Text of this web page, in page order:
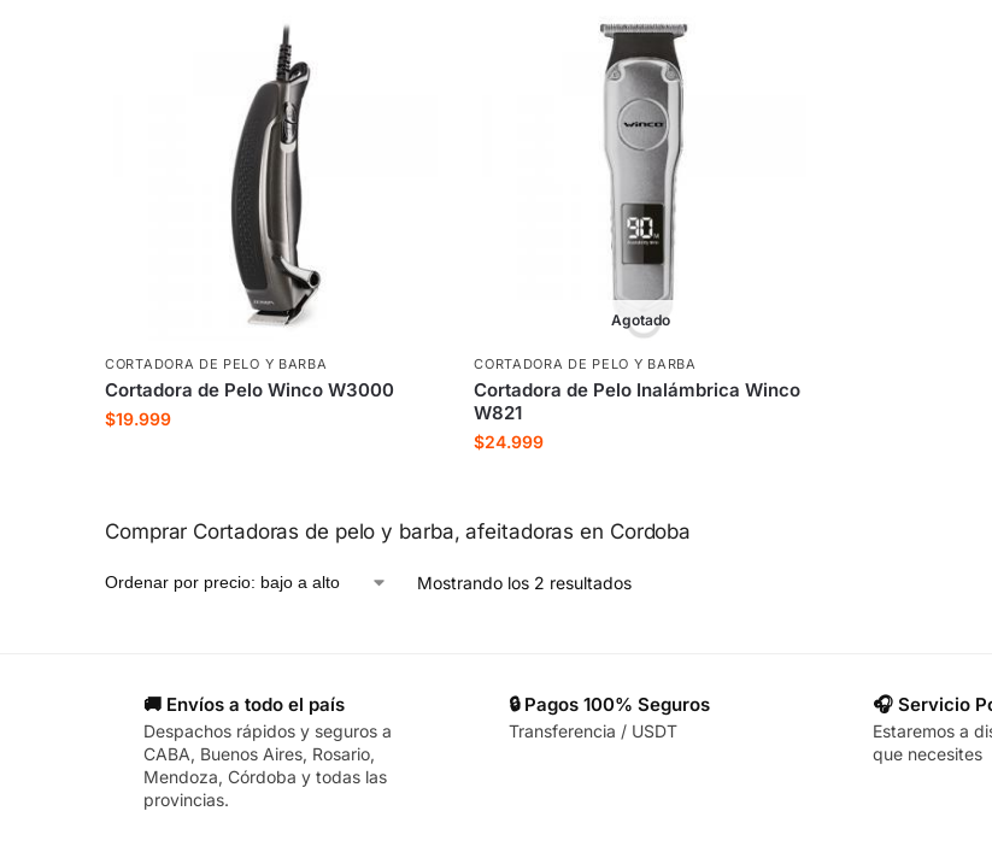
CORTADORA DE PELO Y BARBA
Cortadora de Pelo Winco W3000
$19.999
Agotado
CORTADORA DE PELO Y BARBA
Cortadora de Pelo Inalámbrica Winco
W821
$24.999
Comprar Cortadoras de pelo y barba, afeitadoras en Cordoba
Mostrando los 2 resultados
🚚 Envíos a todo el país
Despachos rápidos y seguros a
CABA, Buenos Aires, Rosario,
Mendoza, Córdoba y todas las
provincias.
🔒 Pagos 100% Seguros
Transferencia / USDT
🎧 Servicio
Estaremos a
que necesites